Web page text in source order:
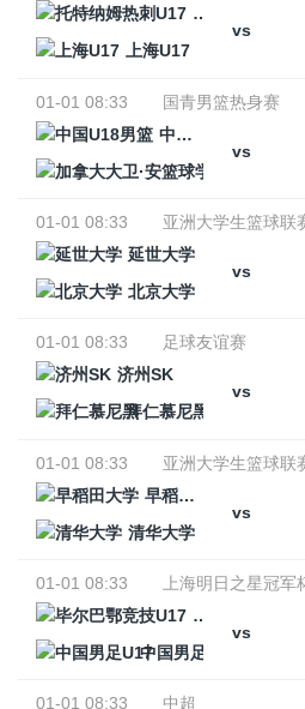
托特纳姆热刺
vs
上海U17
01-01 08:33
国青男篮热身赛
中国U18男篮
vs
01-01 08:33
亚洲大学生篮球联
延世大学
vs
北京大学
01-01 08:33
足球友谊赛
济州SK
vs
拜仁慕尼黑
01-01 08:33
亚洲大学生篮球联
早稻田大学
vs
清华大学
01-01 08:33
上海明日之星冠军
毕尔巴鄂竞技
vs
中国男足U17
01-01 08:33
中超